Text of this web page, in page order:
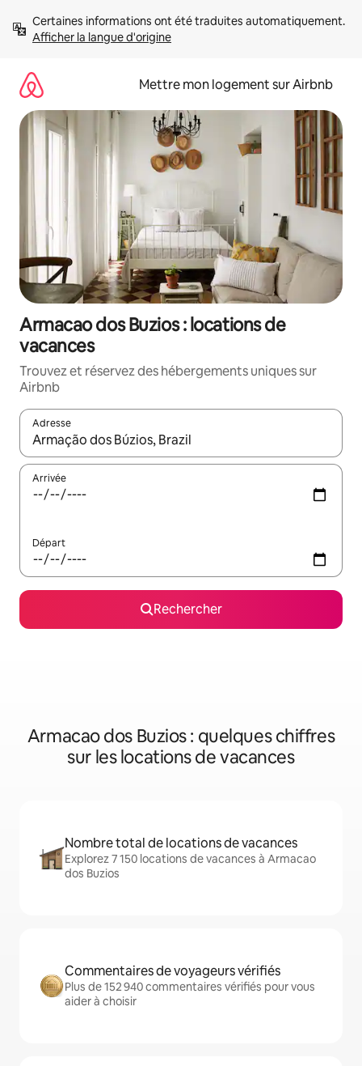
directement
Afficher la langue d'origine
Mettre mon logement sur Airbnb
Armacao dos Buzios : locations de
vacances
Trouvez et réservez des hébergements uniques sur
Airbnb
Adresse
Lorsque les résultats s'affichent, utilisez les flèches vers le
Arrivée
Départ
Rechercher
Armacao dos Buzios : quelques chiffres
sur les locations de vacances
Nombre total de locations de vacances
Explorez 7 150 locations de vacances à Armacao
dos Buzios
Commentaires de voyageurs vérifiés
Plus de 152 940 commentaires vérifiés pour vous
aider à choisir